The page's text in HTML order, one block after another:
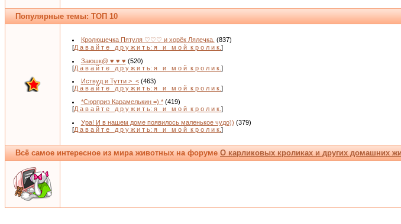
Популярные темы: ТОП 10
Кролюшечка Пятуля ♡♡♡ и хорёк Лялечка. (837)
[Д а в а й т е _д р у ж и т ь: я _и_ м о й_к р о л и к. ]
Заюшк@ ♥ ♥ ♥ (520)
[Д а в а й т е _д р у ж и т ь: я _и_ м о й_к р о л и к. ]
Иствуд и Тутти >_< (463)
[Д а в а й т е _д р у ж и т ь: я _и_ м о й_к р о л и к. ]
*Сюрприз Карамелькин =) * (419)
[Д а в а й т е _д р у ж и т ь: я _и_ м о й_к р о л и к. ]
Ура! И в нашем доме появилось маленькое чудо)) (379)
[Д а в а й т е _д р у ж и т ь: я _и_ м о й_к р о л и к. ]
Всё самое интересное из мира животных на форумеО карликовых кроликах и других домашних